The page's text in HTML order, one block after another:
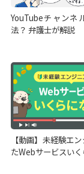
YouTubeチャンネ
法？ 弁護士が解説
【動画】未経験エ
たWebサービスい